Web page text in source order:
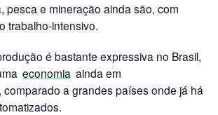
pesca e mineração ainda são, com
trabalho-intensivo.
é bastante expressiva no Brasil,
economia ainda em
a grandes países onde já há